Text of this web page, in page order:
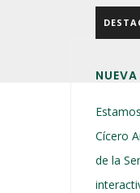
Cícero
de la